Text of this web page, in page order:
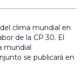
clima mundial en
de la CP 30. El
mundial
se publicará en